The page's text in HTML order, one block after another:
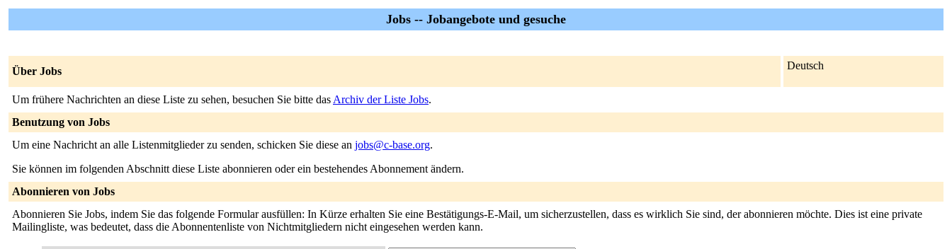
Jobs -- Jobangebote und gesuche
Über Jobs Deutsch
Um frühere Nachrichten an diese Liste zu sehen, besuchen Sie bitte das Archiv der Liste Jobs.
Benutzung von Jobs
Um eine Nachricht an alle Listenmitglieder zu senden, schicken Sie diese an jobs@c-base.org.
Sie können im folgenden Abschnitt diese Liste abonnieren oder ein bestehendes Abonnement ändern.
Abonnieren von Jobs
Abonnieren Sie Jobs, indem Sie das folgende Formular ausfüllen: In Kürze erhalten Sie eine Bestätigungs-E-Mail, um sicherzustellen, dass es wirklich Sie sind, der abonnieren möchte. Dies ist eine private
Mailingliste, was bedeutet, dass die Abonnentenliste von Nichtmitgliedern nicht eingesehen werden kann.